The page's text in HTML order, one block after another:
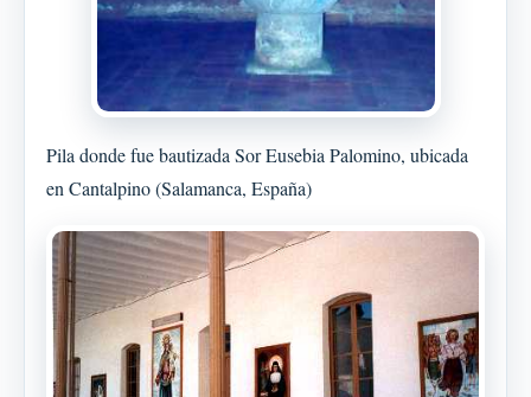
Pila donde fue bautizada Sor Eusebia Palomino, ubicada
en Cantalpino (Salamanca, España)